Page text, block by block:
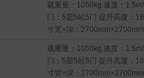
自动中分门。
载重量：1050kg 速度：
门：5层5站5门 提升高度：
寸宽×深：
自动中分门。
载重量：1050kg 速度：
门：5层5站5门 提升高度：
寸宽×深：